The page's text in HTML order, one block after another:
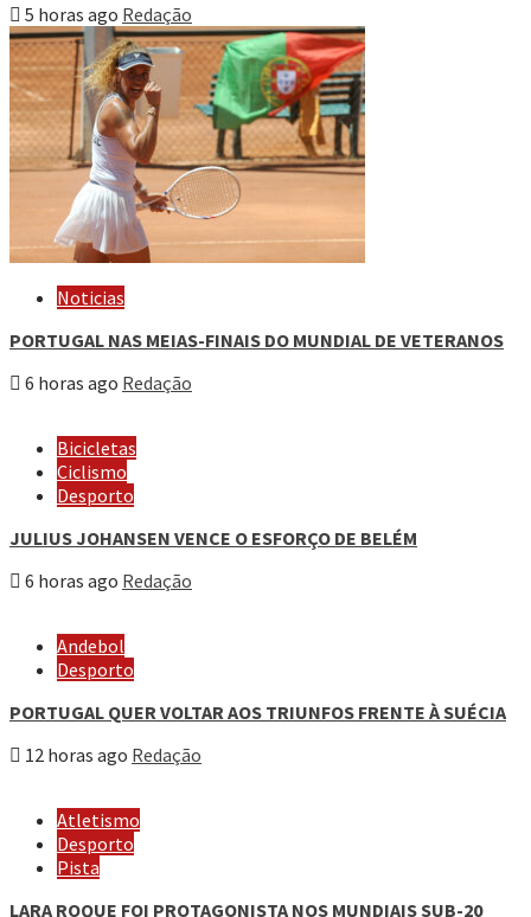
5 horas ago Redação
Noticias
PORTUGAL NAS MEIAS-FINAIS DO MUNDIAL DE VETERANOS
6 horas ago Redação
Bicicletas
Ciclismo
Desporto
JULIUS JOHANSEN VENCE O ESFORÇO DE BELÉM
6 horas ago Redação
Andebol
Desporto
PORTUGAL QUER VOLTAR AOS TRIUNFOS FRENTE À SUÉCIA
12 horas ago Redação
Atletismo
Desporto
Pista
LARA ROQUE FOI PROTAGONISTA NOS MUNDIAIS SUB-20